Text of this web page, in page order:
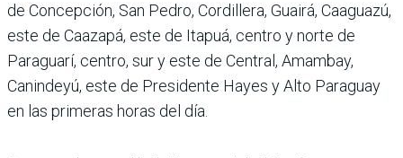
de Concepción, San Pedro, Cordillera, Guairá, Caaguazú,
este de Caazapá, este de Itapuá, centro y norte de
Paraguarí, centro, sur y este de Central, Amambay,
Canindeyú, este de Presidente Hayes y Alto Paraguay
en las primeras horas del día.